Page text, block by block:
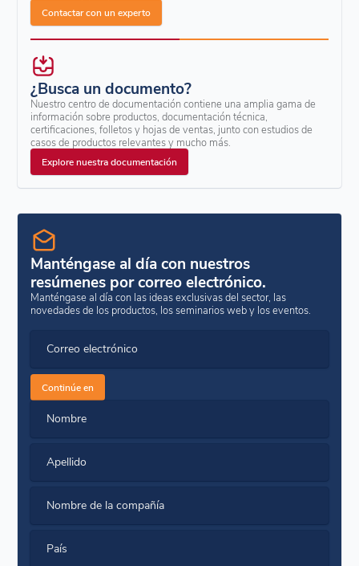
Contactar con un experto
¿Busca un documento?
Nuestro centro de documentación contiene una amplia gama de
información sobre productos, documentación técnica,
certificaciones, folletos y hojas de ventas, junto con estudios de
casos de productos relevantes y mucho más.
Explore nuestra documentación
Manténgase al día con nuestros
resúmenes por correo electrónico.
Manténgase al día con las ideas exclusivas del sector, las
novedades de los productos, los seminarios web y los eventos.
Correo electrónico
Continúe en
Nombre
Apellido
Nombre de la compañía
País